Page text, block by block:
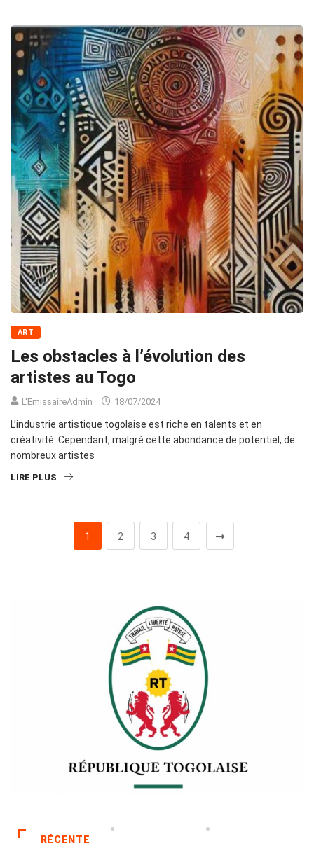
ART
Les obstacles à l’évolution des
artistes au Togo
L'EmissaireAdmin 18/07/2024
L’industrie artistique togolaise est riche en talents et en
créativité. Cependant, malgré cette abondance de potentiel, de
nombreux artistes
LIRE PLUS
1 2 3 4
RÉCENTE